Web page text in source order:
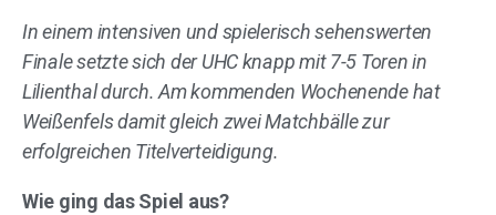
In einem intensiven und spielerisch sehenswerten
Finale setzte sich der UHC knapp mit 7-5 Toren in
Lilienthal durch. Am kommenden Wochenende hat
Weißenfels damit gleich zwei Matchbälle zur
erfolgreichen Titelverteidigung.
Wie ging das Spiel aus?